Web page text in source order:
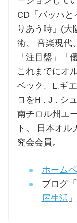
CD「バッハと
りあう時」(大
術、 音楽現代
「注目盤」「
これまでにオ
ベック、L.ギ
ロをH . J . シ
南チロル州エ
ト。 日本オル
究会会員。
ホーム
ブログ「
屋生活」